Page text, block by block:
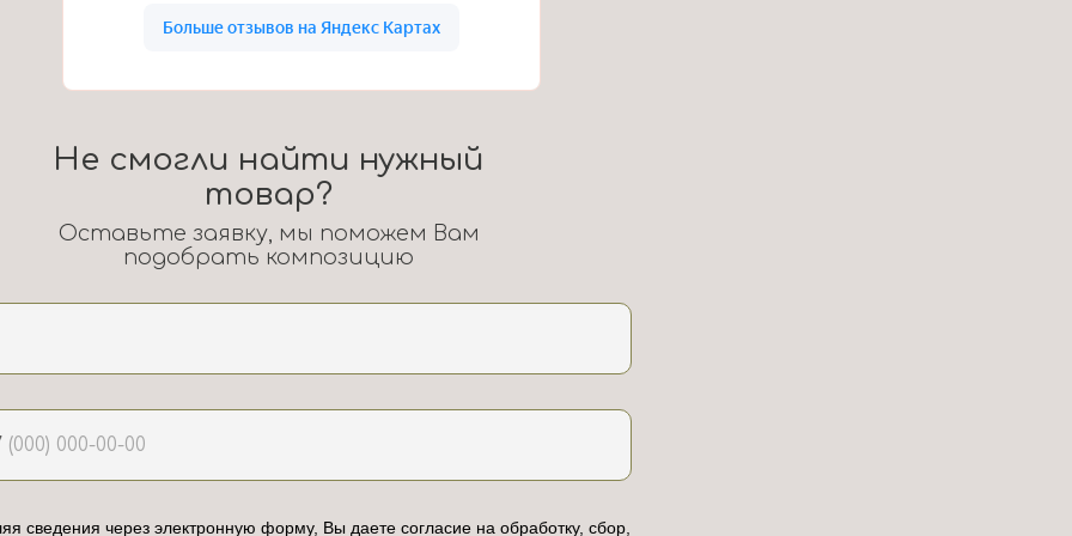
сведения через электронную форму, Вы даете согласие на обработку, сбор,
Не смогли найти нужный
товар?
Оставьте заявку, мы поможем Вам
подобрать композицию